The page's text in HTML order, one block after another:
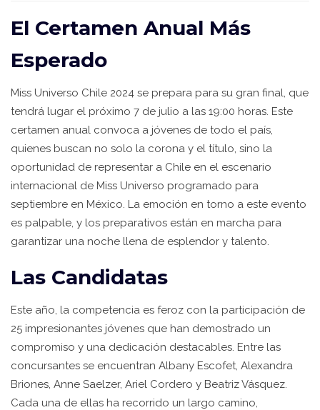
El Certamen Anual Más
Esperado
Miss Universo Chile 2024 se prepara para su gran final, que
tendrá lugar el próximo 7 de julio a las 19:00 horas. Este
certamen anual convoca a jóvenes de todo el país,
quienes buscan no solo la corona y el título, sino la
oportunidad de representar a Chile en el escenario
internacional de Miss Universo programado para
septiembre en México. La emoción en torno a este evento
es palpable, y los preparativos están en marcha para
garantizar una noche llena de esplendor y talento.
Las Candidatas
Este año, la competencia es feroz con la participación de
25 impresionantes jóvenes que han demostrado un
compromiso y una dedicación destacables. Entre las
concursantes se encuentran Albany Escofet, Alexandra
Briones, Anne Saelzer, Ariel Cordero y Beatriz Vásquez.
Cada una de ellas ha recorrido un largo camino,